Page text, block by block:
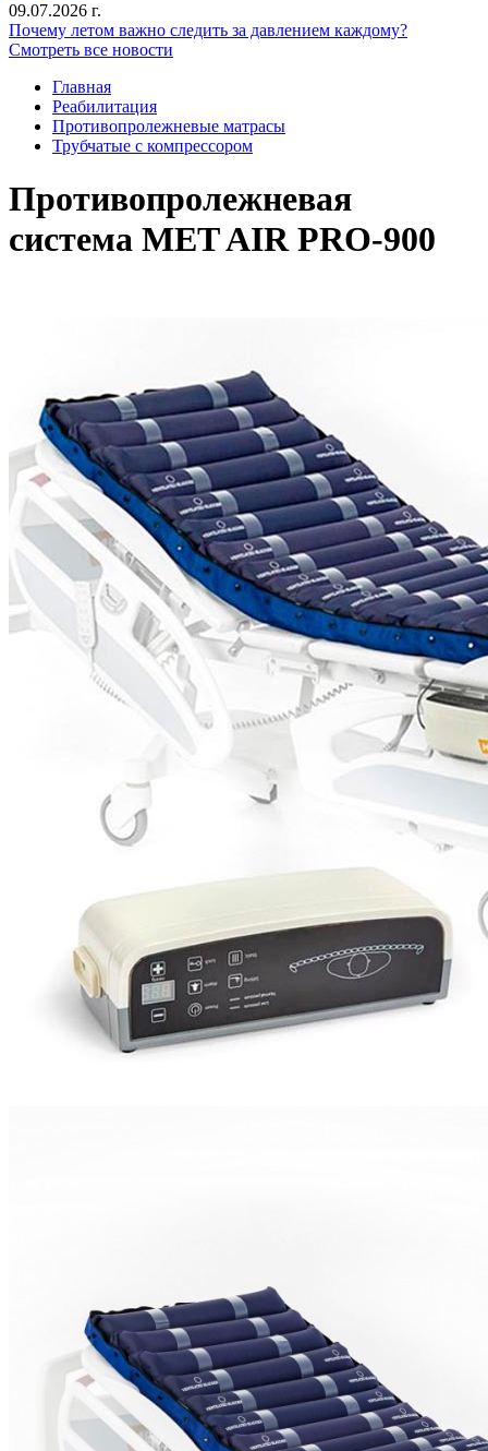
09.07.2026 г.
Почему летом важно следить за давлением каждому?
Смотреть все новости
Главная
Реабилитация
Противопролежневые матрасы
Трубчатые с компрессором
Противопролежневая
система MET AIR PRO-900